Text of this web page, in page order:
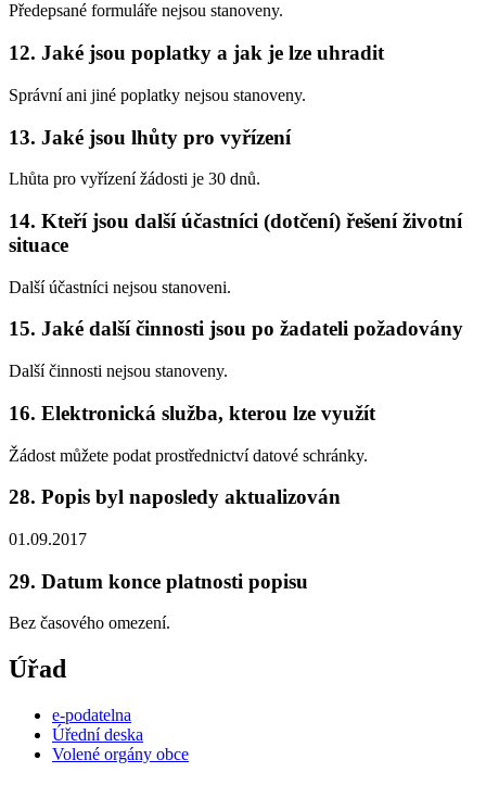
Předepsané formuláře nejsou stanoveny.
12. Jaké jsou poplatky a jak je lze uhradit
Správní ani jiné poplatky nejsou stanoveny.
13. Jaké jsou lhůty pro vyřízení
Lhůta pro vyřízení žádosti je 30 dnů.
14. Kteří jsou další účastníci (dotčení) řešení životní
situace
Další účastníci nejsou stanoveni.
15. Jaké další činnosti jsou po žadateli požadovány
Další činnosti nejsou stanoveny.
16. Elektronická služba, kterou lze využít
Žádost můžete podat prostřednictví datové schránky.
28. Popis byl naposledy aktualizován
01.09.2017
29. Datum konce platnosti popisu
Bez časového omezení.
Úřad
e-podatelna
Úřední deska
Volené orgány obce